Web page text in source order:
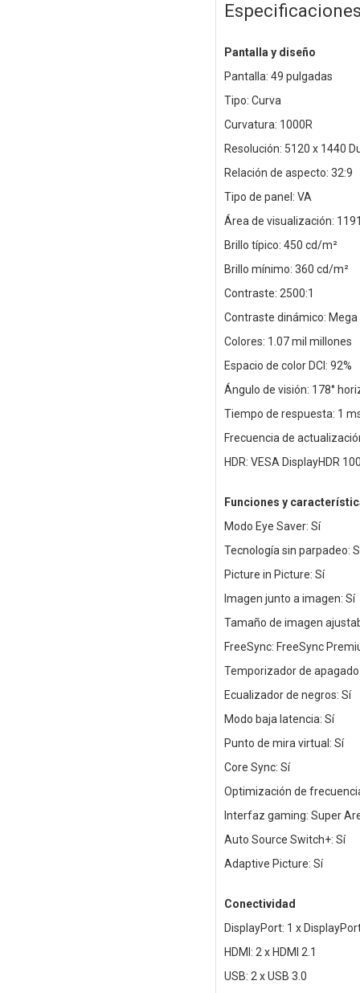
Pantalla y diseño
Pantalla: 49 pulgadas
Tipo: Curva
Curvatura: 1000R
Resolución: 5120 x 1440
Relación de aspecto: 32:9
Tipo de panel: VA
Área de visualización:
Brillo típico: 450 cd/m²
Brillo mínimo: 360 cd/m²
Contraste: 2500:1
Contraste dinámico: Mega
Colores: 1.07 mil millones
Espacio de color DCI: 92%
Ángulo de visión: 178°
Tiempo de respuesta: 1
Frecuencia de
HDR: VESA DisplayHDR
Funciones y
Modo Eye Saver: Sí
Tecnología sin parpadeo:
Picture in Picture: Sí
Imagen junto a imagen: Sí
Tamaño de imagen
FreeSync: FreeSync
Temporizador de
Ecualizador de negros: Sí
Modo baja latencia: Sí
Punto de mira virtual: Sí
Core Sync: Sí
Optimización de
Interfaz gaming: Super
Auto Source Switch+: Sí
Adaptive Picture: Sí
Conectividad
DisplayPort: 1 x
HDMI: 2 x HDMI 2.1
USB: 2 x USB 3.0